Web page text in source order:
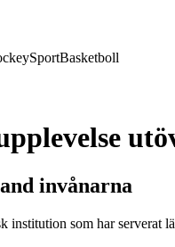
SportBasketboll
invånarna
som har